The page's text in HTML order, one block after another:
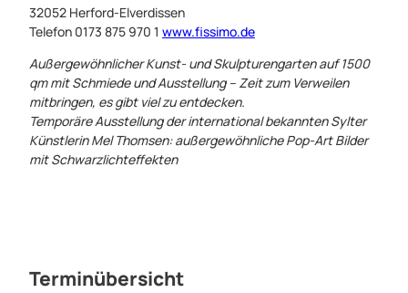
32052 Herford-Elverdissen
Telefon 0173 875 970 1 www.fissimo.de
Außergewöhnlicher Kunst- und Skulpturengarten auf 1500
qm mit Schmiede und Ausstellung – Zeit zum Verweilen
mitbringen, es gibt viel zu entdecken.
Temporäre Ausstellung der international bekannten Sylter
Künstlerin Mel Thomsen: außergewöhnliche Pop-Art Bilder
mit Schwarzlichteffekten
Terminübersicht